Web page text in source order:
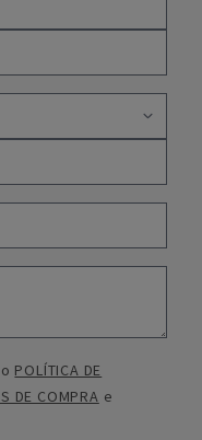
POLÍTICA DE
DE COMPRA e